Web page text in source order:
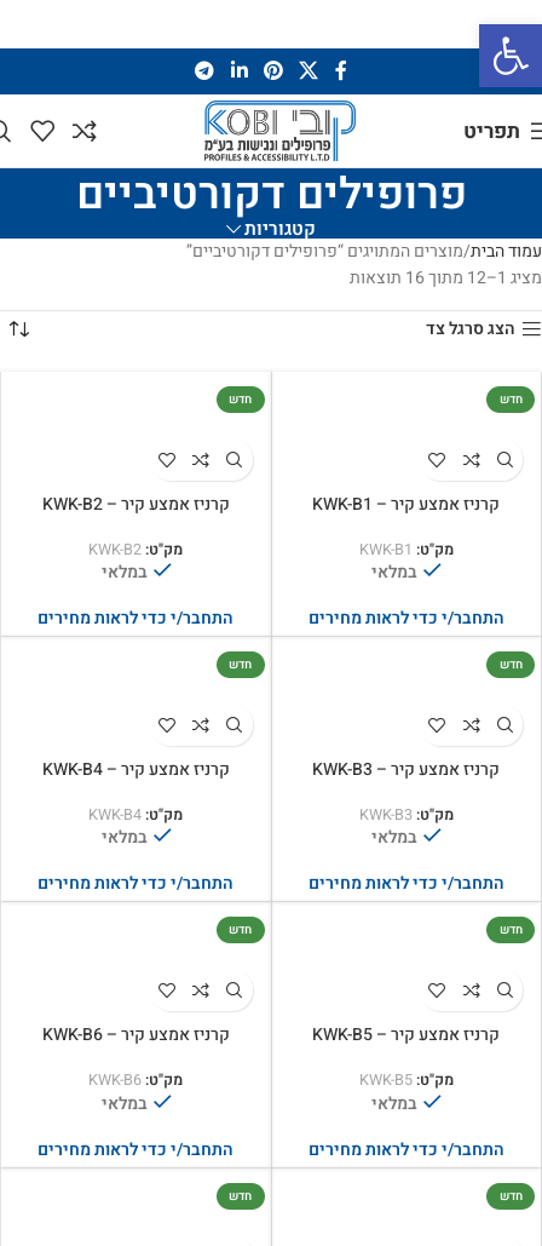
פתח סרגל נגישות
תפריט
פרופילים דקורטיביים
קטגוריות
עמוד הבית מוצרים המתויגים “פרופילים דקורטיביים”
מציג 1–12 מתוך 16 תוצאות
הצג סרגל צד
חדש
קרניז אמצע קיר – KWK-B1
מק"ט: KWK-B1
במלאי
התחבר/י כדי לראות מחירים
חדש
קרניז אמצע קיר – KWK-B2
מק"ט: KWK-B2
במלאי
התחבר/י כדי לראות מחירים
חדש
קרניז אמצע קיר – KWK-B3
מק"ט: KWK-B3
במלאי
התחבר/י כדי לראות מחירים
חדש
קרניז אמצע קיר – KWK-B4
מק"ט: KWK-B4
במלאי
התחבר/י כדי לראות מחירים
חדש
קרניז אמצע קיר – KWK-B5
מק"ט:KWK-B5
במלאי
התחבר/י כדי לראות מחירים
חדש
קרניז אמצע קיר – KWK-B6
מק"ט: KWK-B6
במלאי
התחבר/י כדי לראות מחירים
חדש חדש